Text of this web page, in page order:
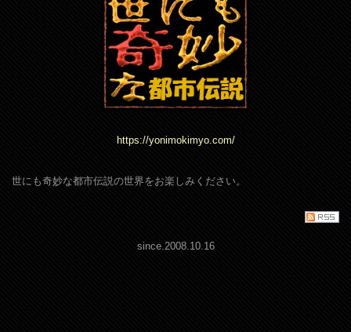
https://yonimokimyo.com/
世にも奇妙な都市伝説の世界をお楽しみください。
since.2008.10.16